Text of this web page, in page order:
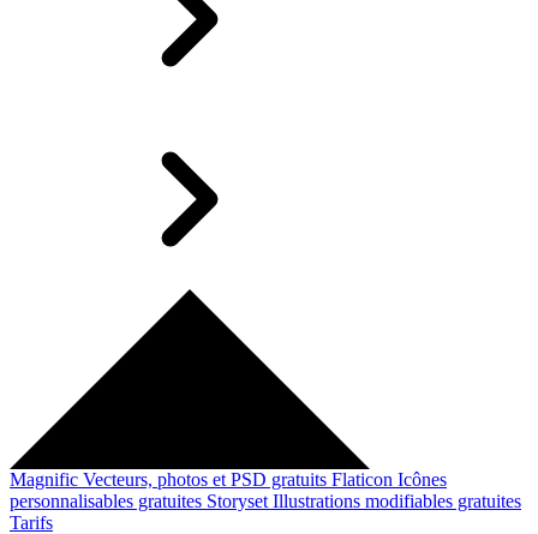
Magnific Vecteurs, photos et PSD gratuits Flaticon Icônes
personnalisables gratuites Storyset Illustrations modifiables gratuites
Tarifs